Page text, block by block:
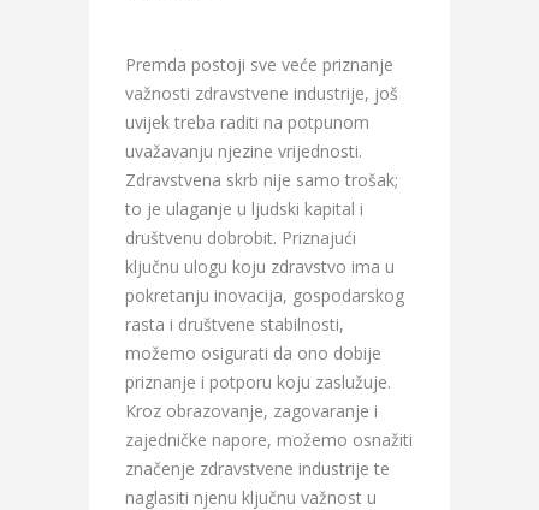
Premda postoji sve veće priznanje
važnosti zdravstvene industrije, još
uvijek treba raditi na potpunom
uvažavanju njezine vrijednosti.
Zdravstvena skrb nije samo trošak;
to je ulaganje u ljudski kapital i
društvenu dobrobit. Priznajući
ključnu ulogu koju zdravstvo ima u
pokretanju inovacija, gospodarskog
rasta i društvene stabilnosti,
možemo osigurati da ono dobije
priznanje i potporu koju zaslužuje.
Kroz obrazovanje, zagovaranje i
zajedničke napore, možemo osnažiti
značenje zdravstvene industrije te
naglasiti njenu ključnu važnost u